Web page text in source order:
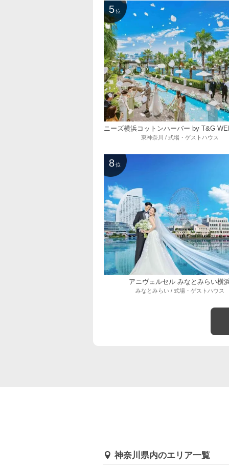
5 位
東神奈川 / 式場・ゲストハウス
8 位
アニヴェルセル みなとみらい横
みなとみらい / 式場・ゲストハウス
神奈川県内のエリア一覧